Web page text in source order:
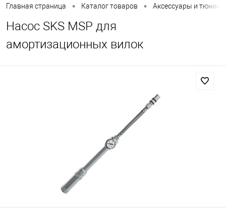
Главная страница • Каталог товаров • Аксессуары и тюнинг
Насос SKS MSP для
амортизационных вилок